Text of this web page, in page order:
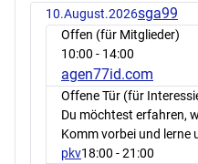
10.August.2026sga99
Offen (für Mitglieder)
10:00 - 14:00
agen77id.com
Offene Tür (für
Du möchtest erfahren,
Komm vorbei und lerne
pkv18:00 - 21:00